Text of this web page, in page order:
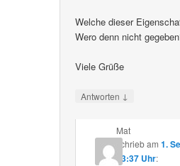
Welche dieser
Wero denn nicht
Viele Grüße
Antworten ↓
Mat
schriebam 1.
23:37 Uhr: